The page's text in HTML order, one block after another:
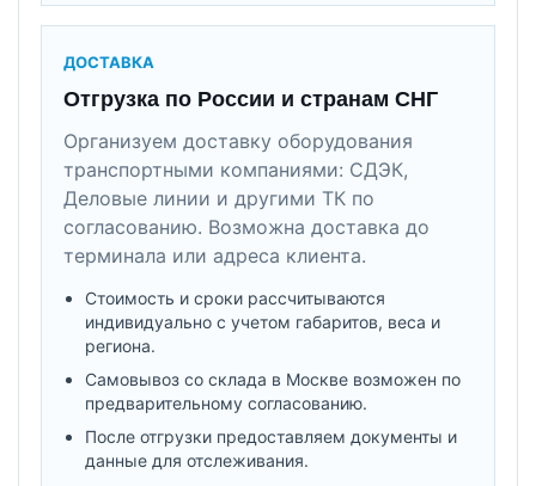
ДОСТАВКА
Отгрузка по России и странам СНГ
Организуем доставку оборудования
транспортными компаниями: СДЭК,
Деловые линии и другими ТК по
согласованию. Возможна доставка до
терминала или адреса клиента.
Стоимость и сроки рассчитываются
индивидуально с учетом габаритов, веса и
региона.
Самовывоз со склада в Москве возможен по
предварительному согласованию.
После отгрузки предоставляем документы и
данные для отслеживания.